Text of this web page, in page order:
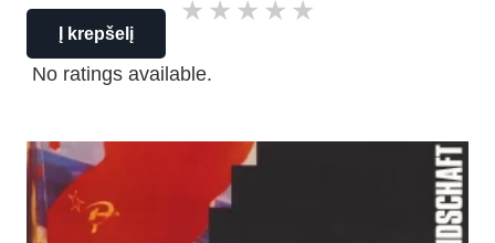
Į krepšelį
No ratings available.